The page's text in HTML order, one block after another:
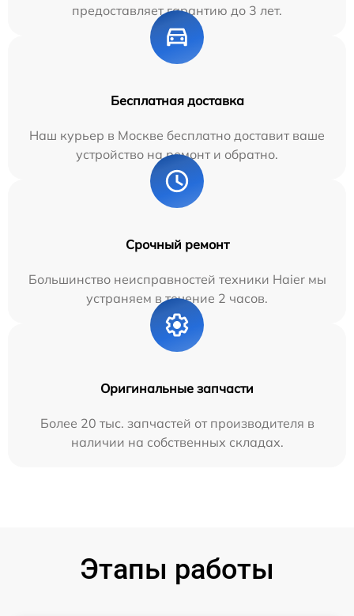
предоставляет гарантию до 3 лет.
Бесплатная доставка
Наш курьер в Москве бесплатно доставит ваше
устройство на ремонт и обратно.
Срочный ремонт
Большинство неисправностей техники Haier мы
устраняем в течение 2 часов.
Оригинальные запчасти
Более 20 тыс. запчастей от производителя в
наличии на собственных складах.
Этапы работы